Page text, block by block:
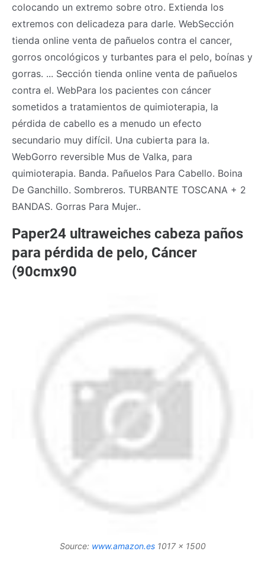
colocando un extremo sobre otro. Extienda los
extremos con delicadeza para darle. WebSección
tienda online venta de pañuelos contra el cancer,
gorros oncológicos y turbantes para el pelo, boínas y
gorras. ... Sección tienda online venta de pañuelos
contra el. WebPara los pacientes con cáncer
sometidos a tratamientos de quimioterapia, la
pérdida de cabello es a menudo un efecto
secundario muy difícil. Una cubierta para la.
WebGorro reversible Mus de Valka, para
quimioterapia. Banda. Pañuelos Para Cabello. Boina
De Ganchillo. Sombreros. TURBANTE TOSCANA + 2
BANDAS. Gorras Para Mujer..
Paper24 ultraweiches cabeza paños
para pérdida de pelo, Cáncer
(90cmx90
Source: www.amazon.es1017 x 1500